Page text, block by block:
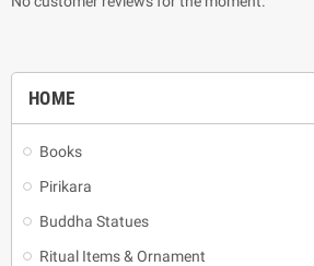
HOME
Books
Pirikara
Buddha Statues
Ritual Items & Ornament